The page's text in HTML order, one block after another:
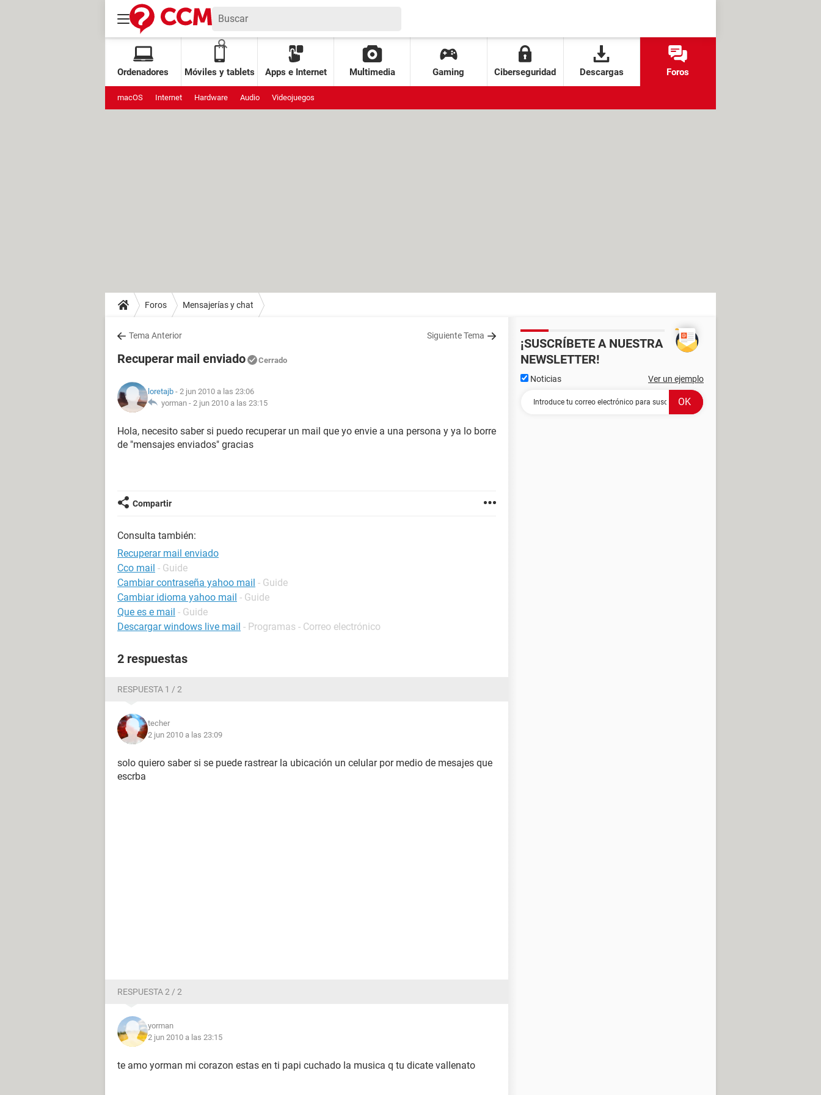
Ordenadores Móviles y tablets Apps e Internet Multimedia Gaming Ciberseguridad Descargas Foros
macOS Internet Hardware Audio Videojuegos
Foros Mensajerías y chat
Tema Anterior Siguiente Tema
Recuperar mail enviado Cerrado
loretajb - 2 jun 2010 a las 23:06
yorman - 2 jun 2010 a las 23:15
Hola, necesito saber si puedo recuperar un mail que yo envie a una persona y ya lo borre
de "mensajes enviados" gracias
Compartir
Consulta también:
Recuperar mail enviado
Cco mail - Guide
Cambiar contraseña yahoo mail - Guide
Cambiar idioma yahoo mail - Guide
Que es e mail - Guide
Descargar windows live mail - Programas - Correo electrónico
2 respuestas
RESPUESTA 1 / 2
techer
2 jun 2010 a las 23:09
solo quiero saber si se puede rastrear la ubicación un celular por medio de mesajes que
escrba
RESPUESTA 2 / 2
yorman
2 jun 2010 a las 23:15
te amo yorman mi corazon estas en ti papi cuchado la musica q tu dicate vallenato
¡SUSCRÍBETE A NUESTRA
NEWSLETTER!
Noticias Ver un ejemplo